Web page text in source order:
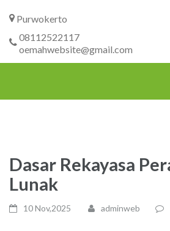
Purwokerto
08112522117
oemahwebsite@gmail.com
Dasar Rekayasa
Lunak
10 Nov,2025 adminweb